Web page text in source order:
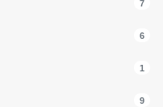
7
6
1
9